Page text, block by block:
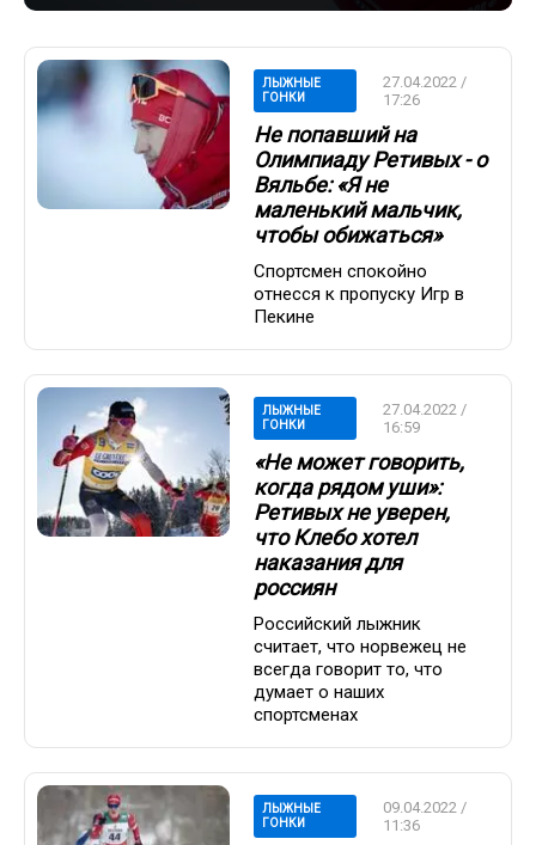
ЛЫЖНЫЕ
ГОНКИ
27.04.2022 /
17:26
Не попавший на
Олимпиаду Ретивых - о
Вяльбе: «Я не
маленький мальчик,
чтобы обижаться»
Спортсмен спокойно
отнесся к пропуску Игр в
Пекине
ЛЫЖНЫЕ
ГОНКИ
27.04.2022 /
16:59
«Не может говорить,
когда рядом уши»:
Ретивых не уверен,
что Клебо хотел
наказания для
россиян
Российский лыжник
считает, что норвежец не
всегда говорит то, что
думает о наших
спортсменах
ЛЫЖНЫЕ
ГОНКИ
09.04.2022 /
11:36